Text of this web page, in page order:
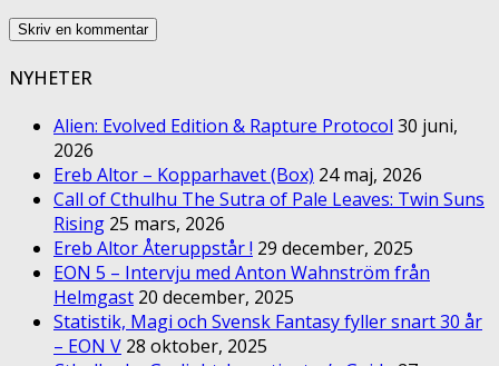
NYHETER
Alien: Evolved Edition & Rapture Protocol 30 juni,
2026
Ereb Altor – Kopparhavet (Box) 24 maj, 2026
Call of Cthulhu The Sutra of Pale Leaves: Twin Suns
Rising 25 mars, 2026
Ereb Altor Återuppstår ! 29 december, 2025
EON 5 – Intervju med Anton Wahnström från
Helmgast 20 december, 2025
Statistik, Magi och Svensk Fantasy fyller snart 30 år
– EON V 28 oktober, 2025